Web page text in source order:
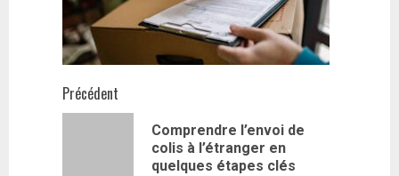
Navigation
Précédent
Comprendre l’envoi de
colis à l’étranger en
quelques étapes clés